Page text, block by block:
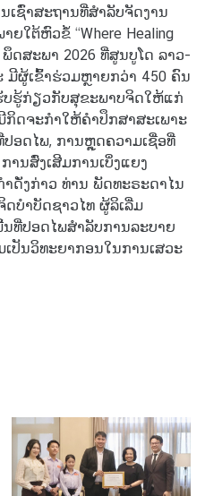
ຊົ່າສະຖານທີ່ສຳລັບຈັດງານ
າຍໃຕ້ຫົວຂໍ້ “Where Healing
ພຶດສະພາ 2026 ທີ່ສູນບູໂດ ລາວ-
ຜູ້ເຂົ້າຮ່ວມຫຼາຍກວ່າ 450 ຄົນ
ບຮູ້ກ່ຽວກັບສຸຂະພາບຈິດໃຫ້ແກ່
ກິດຈະກຳໃຫ້ຄຳປຶກສາສະເພາະ
ອດໄພ, ການຫຼຸດຄວາມເຊື່ອທີ່
ນສົ່ງເສີມການເບິ່ງແຍງ
ດັ່ງກ່າວ ທ່ານ ພັດທະຣະດາໄນ
ດບຳບັດຊາວໄທ ຜູ້ລິເລີ່ມ
ນທີ່ປອດໄພສຳລັບການລະບາຍ
ປັນວິທະຍາກອນໃນການເສວະ